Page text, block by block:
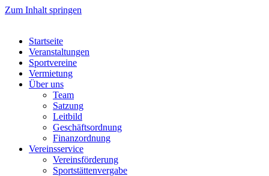
Zum Inhalt springen
Startseite
Veranstaltungen
Sportvereine
Vermietung
Über uns
Team
Satzung
Leitbild
Geschäftsordnung
Finanzordnung
Vereinsservice
Vereinsförderung
Sportstättenvergabe